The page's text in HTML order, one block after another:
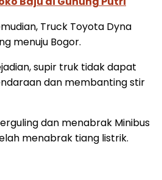
Truck Toyota Dyna
menuju Bogor.
supir truk tidak dapat
dan membanting stir
dan menabrak Minibus
menabrak tiang listrik.